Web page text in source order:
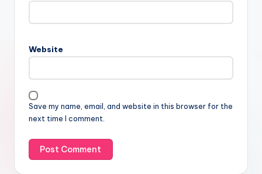
Website
Save my name, email, and website in this browser for the
next time I comment.